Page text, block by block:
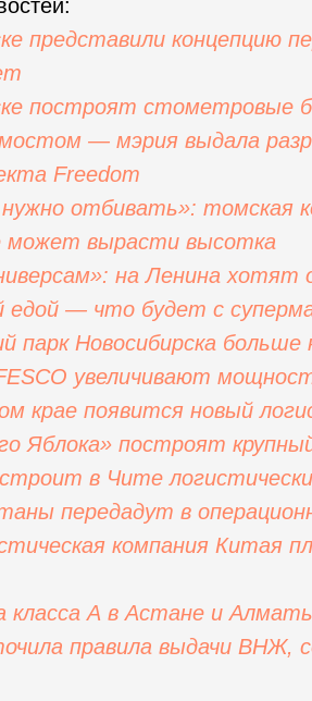
представили концепцию
построят стометровые
— мэрия выдала
Freedom
отбивать»: томская
может вырасти высотка
на Ленина
едой — что будет с
парк Новосибирска
увеличивают
крае появится новый
Яблока» построят
в Чите
передадут в
компания Китая
класса А в Астане и
правила выдачи ВНЖ,